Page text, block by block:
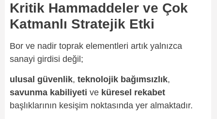
Kritik Hammaddeler ve Çok
Katmanlı Stratejik Etki
Bor ve nadir toprak elementleri artık yalnızca
sanayi girdisi değil;
ulusal güvenlik, teknolojik bağımsızlık,
savunma kabiliyeti ve küresel rekabet
başlıklarının kesişim noktasında yer almaktadır.